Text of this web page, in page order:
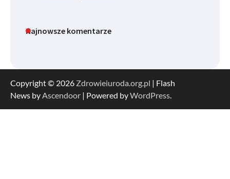
Najnowsze komentarze
Copyright © 2026 Zdrowieiuroda.org.pl | Flash
News byAscendoor | Powered byWordPress.